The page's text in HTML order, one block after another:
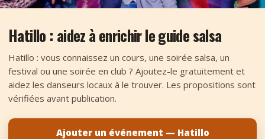
Vidéos
Glossaire
Boutique
TuneTempo
Hatillo : aidez à enrichir le guide salsa
Hatillo : vous connaissez un cours, une soirée salsa, un
festival ou une soirée en club ? Ajoutez-le gratuitement et
aidez les danseurs locaux à le trouver. Les propositions sont
vérifiées avant publication.
Ajouter un événement — Hatillo